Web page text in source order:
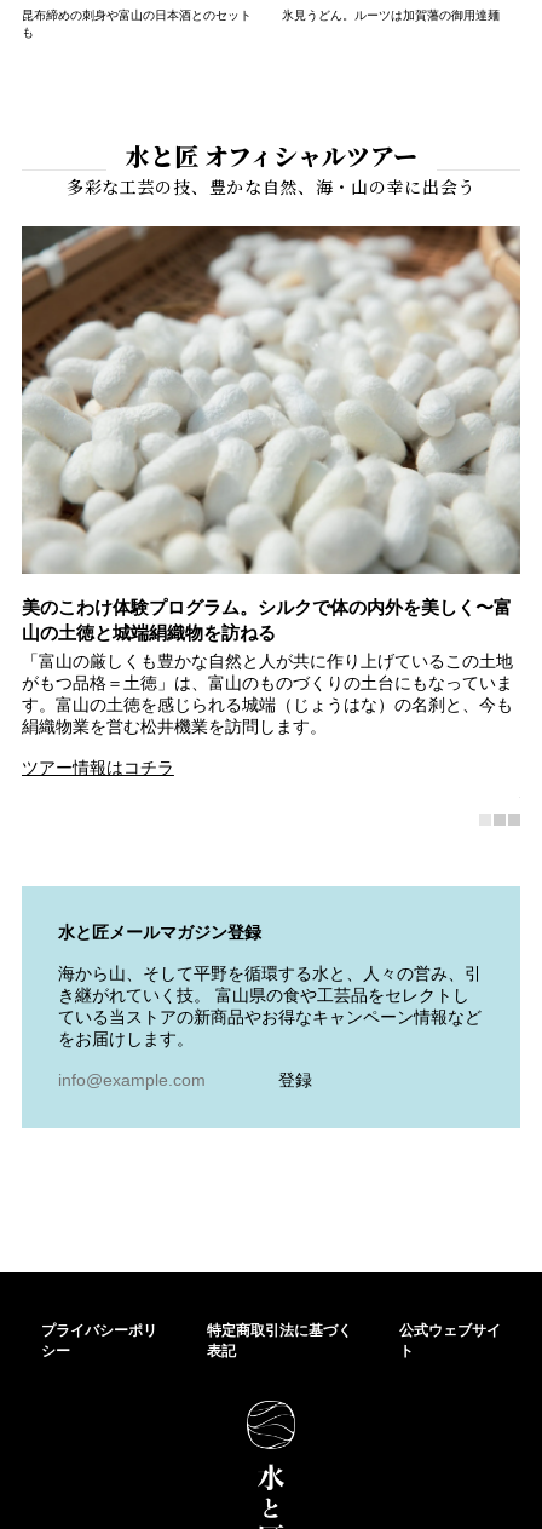
昆布締めの刺身や富山の日本酒とのセット
も
氷見うどん。ルーツは加賀藩の御用達麺
水と匠 オフィシャルツアー
美のこわけ体験プログラム。シルクで体の内外を美しく〜富
山の土徳と城端絹織物を訪ねる
「富山の厳しくも豊かな自然と人が共に作り上げているこの土地
がもつ品格＝土徳」は、富山のものづくりの土台にもなっていま
す。富山の土徳を感じられる城端（じょうはな）の名刹と、今も
絹織物業を営む松井機業を訪問します。
ツアー情報はコチラ
水と匠メールマガジン登録
海から山、そして平野を循環する水と、人々の営み、引
き継がれていく技。 富山県の食や工芸品をセレクトし
ている当ストアの新商品やお得なキャンペーン情報など
をお届けします。
登録
プライバシーポリ
シー
特定商取引法に基づく
表記
公式ウェブサイ
ト